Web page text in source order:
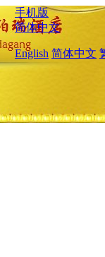
手机版
简体中文
English 简体中文